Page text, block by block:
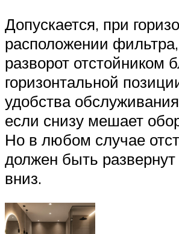
Допускается, при
расположении фильтра,
разворот отстойником
горизонтальной
удобства
если снизу мешает
Но в любом случае
должен быть развернут
вниз.